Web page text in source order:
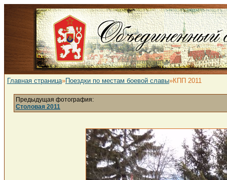
Главная страница»Поездки по местам боевой славы»КПП 2011
Предыдущая фотография:
Столовая 2011